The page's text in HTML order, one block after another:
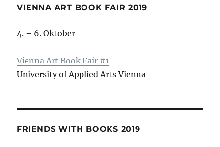
VIENNA ART BOOK FAIR 2019
4. – 6. Oktober
Vienna Art Book Fair #1
University of Applied Arts Vienna
FRIENDS WITH BOOKS 2019